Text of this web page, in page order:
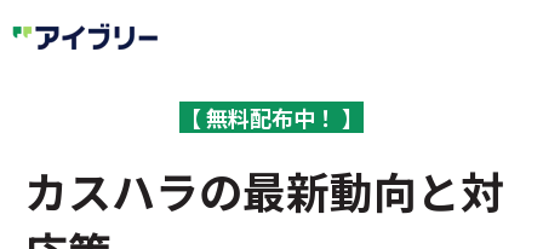
【 無料配布中！ 】
カスハラの最新動向と対